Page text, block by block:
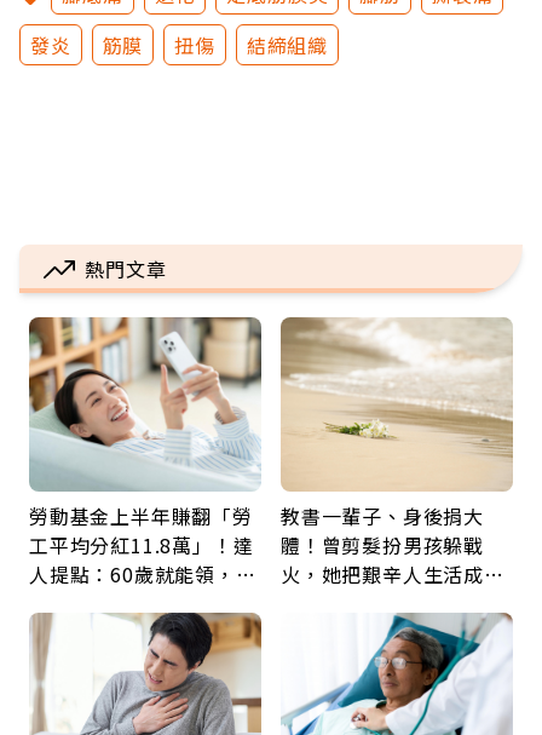
發炎
筋膜 扭傷 結締組織
熱門文章
勞動基金上半年賺翻「勞
工平均分紅11.8萬」！達
人提點：60歲就能領，重
教書一輩子、身後捐大
體！曾剪髮扮男孩躲戰
火，她把艱辛人生活成風